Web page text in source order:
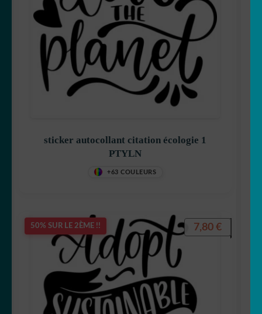
sticker autocollant citation écologie 1
PTYLN
+63 COULEURS
50% SUR LE 2ÈME !! 7,80 €